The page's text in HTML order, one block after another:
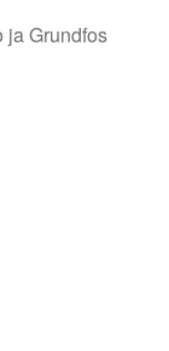
ja Grundfos